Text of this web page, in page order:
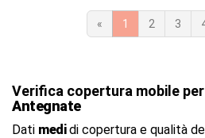
« 1 2 3
Verifica copertura mobile
Antegnate
Dati medidi copertura e qualità